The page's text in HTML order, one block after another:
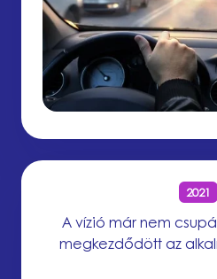
2021
A vízió már nem
megkezdődött az